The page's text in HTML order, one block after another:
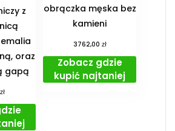
z
oraz
gapą
zł
obrączka męska bez
kamieni
3762,00 zł
Zobacz gdzie
kupić najtaniej